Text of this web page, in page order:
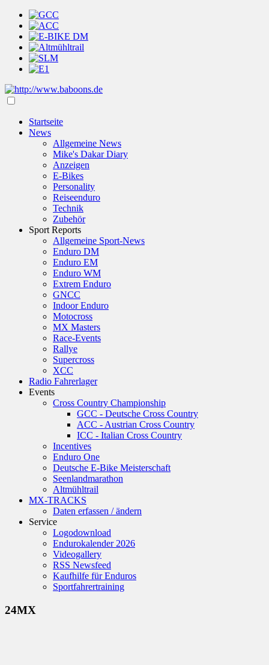
Startseite
News
Allgemeine News
Mike's Dakar Diary
Anzeigen
E-Bikes
Personality
Reiseenduro
Technik
Zubehör
Sport Reports
Allgemeine Sport-News
Enduro DM
Enduro EM
Enduro WM
Extrem Enduro
GNCC
Indoor Enduro
Motocross
MX Masters
Race-Events
Rallye
Supercross
XCC
Radio Fahrerlager
Events
Cross Country Championship
GCC - Deutsche Cross Country
ACC - Austrian Cross Country
ICC - Italian Cross Country
Incentives
Enduro One
Deutsche E-Bike Meisterschaft
Seenlandmarathon
Altmühltrail
MX-TRACKS
Daten erfassen / ändern
Service
Logodownload
Endurokalender 2026
Videogallery
RSS Newsfeed
Kaufhilfe für Enduros
Sportfahrertraining
24MX